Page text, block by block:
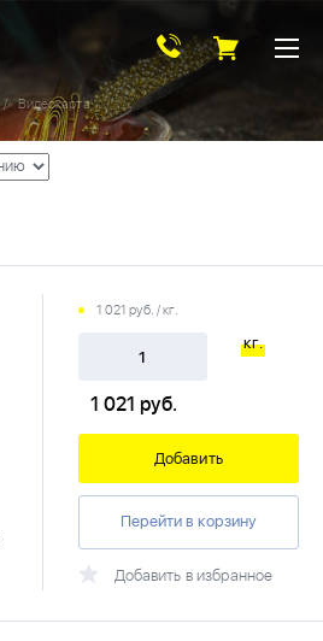
Видеокарта
1 021 руб. / кг.
кг.
1 021 руб.
Добавить
Перейти в корзину
Добавить в избранное